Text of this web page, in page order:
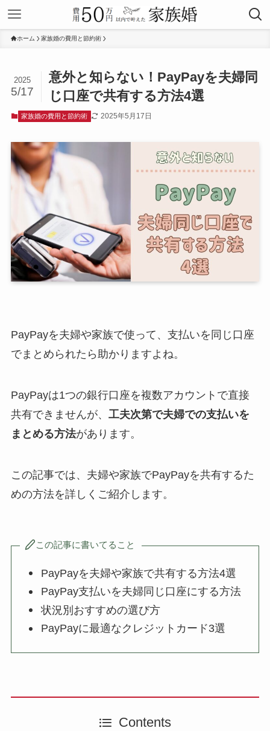
ホーム 家族婚の費用と節約術
意外と知らない！PayPayを夫婦同
じ口座で共有する方法4選
2025
5/17
家族婚の費用と節約術 2025年5月17日
PayPayを夫婦や家族で使って、支払いを同じ口座
でまとめられたら助かりますよね。
PayPayは1つの銀行口座を複数アカウントで直接
共有できませんが、 工夫次第で夫婦での支払いを
まとめる方法があります。
この記事では、夫婦や家族でPayPayを共有するた
めの方法を詳しくご紹介します。
この記事に書いてること
PayPayを夫婦や家族で共有する方法4選
PayPay支払いを夫婦同じ口座にする方法
状況別おすすめの選び方
PayPayに最適なクレジットカード3選
Contents